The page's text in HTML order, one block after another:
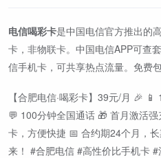
电信喝彩卡是中国电信官方推出的
卡，非物联卡。中国电信APP可查
信手机卡，可共享热点流量。免费
【合肥电信·喝彩卡】39元/月 🎉
💬 100分钟全国通话 🎁 首月激活
卡，方便快捷 📅 合约期24个月，
来！ #合肥电信 #高性价比手机卡